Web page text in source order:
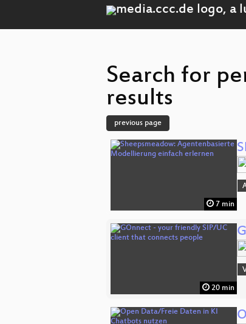
Search for
results
previous page
7 min
20 min